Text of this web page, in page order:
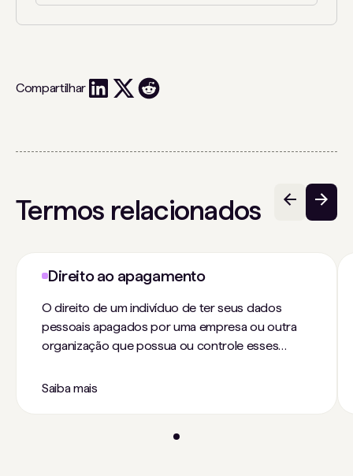
Compartilhar
Termos relacionados
Direito ao apagamento
O direito de um indivíduo de ter seus dados
pessoais apagados por uma empresa ou outra
organização que possua ou controle esses
Saiba mais